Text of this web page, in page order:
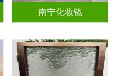
南宁化妆镜